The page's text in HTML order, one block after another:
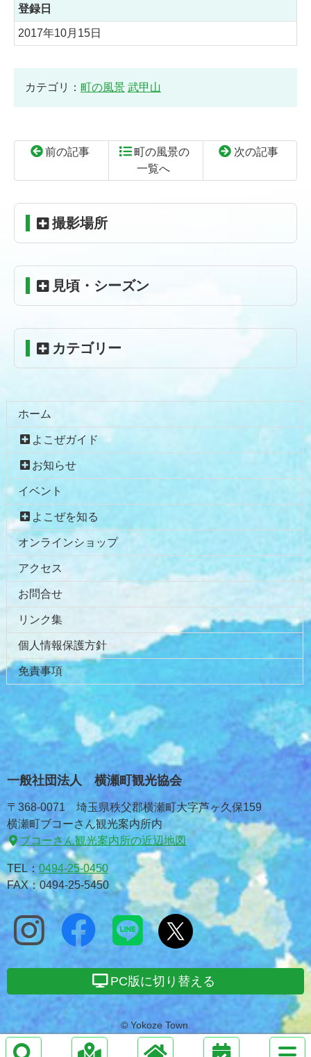
登録日
2017年10月15日
カテゴリ： 町の風景 武甲山
前の記事
町の風景の
一覧へ
次の記事
ン
ン
本
の
ー
の
頭
戻
撮影場所
見頃・シーズン
カテゴリー
ホーム
よこぜガイド
お知らせ
イベント
よこぜを知る
オンラインショップ
アクセス
お問合せ
リンク集
個人情報保護方針
免責事項
一般社団法人 横瀬町観光協会
〒368-0071 埼玉県秩父郡横瀬町大字芦ヶ久保159
横瀬町ブコーさん観光案内所内
ブコーさん観光案内所の近辺地図
TEL：0494-25-0450
FAX：0494-25-5450
PC版に切り替える
© Yokoze Town.
サ